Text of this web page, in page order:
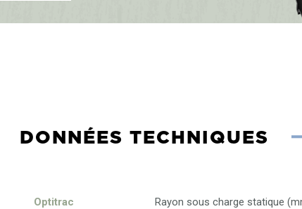
DONNÉES TECHNIQUES
Optitrac Rayon sous charge statique